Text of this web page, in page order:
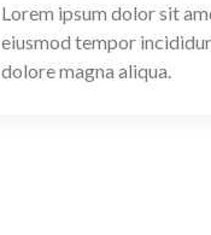
Lorem ipsum dolor sit
eiusmod tempor
dolore magna aliqua.